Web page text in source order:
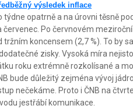
výsledek inflace
týdne opatrně a na úrovni těsně
Po červnovém
tržním koncensem (2,7 %). To by
zisky. Vysoká míra
roku extrémně rozkolísané a
bude důležitý zejména vývoj
nečekáme. Proto i ČNB na
jestřábí komunikace.